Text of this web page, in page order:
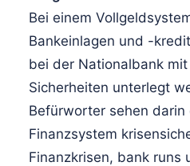
Bei einem
Bankeinlagen und -
bei der Nationalbank
Sicherheiten unterlegt
Befürworter sehen
Finanzsystem
Finanzkrisen, bank